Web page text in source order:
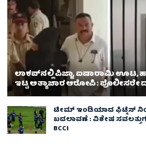
ಲಾಕಪ್‌ನಲ್ಲಿ ಪಿಜ್ಜಾ, ಐಷಾರಾಮಿ ಊಟ,
ಇಟ್ಟ ಅತ್ಯಾಚಾರ ಆರೋಪಿ : ಪೊಲೀಸರೇ
ಟೀಮ್ ಇಂಡಿಯಾದ ಫಿಟ್ನೆಸ್
ಬದಲಾವಣೆ : ವಿಶೇಷ
BCCI